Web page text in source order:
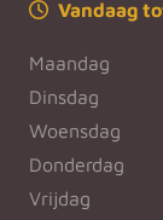
Vandaag
Maandag
Dinsdag
Woensdag
Donderdag
Vrijdag